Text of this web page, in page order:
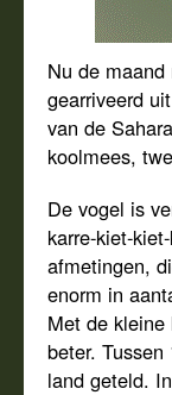
Nu de
gearriveerd
van de
koolmees,
De vogel is
karre-kiet-
afmetingen,
enorm in
Met de
beter.
land geteld.